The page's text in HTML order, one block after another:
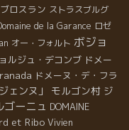
ロスラン ストラスブルグ
de la Garance ロゼ
オー・フォルト ボジョ
ルジュ・デコンブ ドメー
ドメーヌ・デ・フラ
ェンヌ」 モルゴン村 ジ
ゴーニュ DOMAINE
et Ribo Vivien